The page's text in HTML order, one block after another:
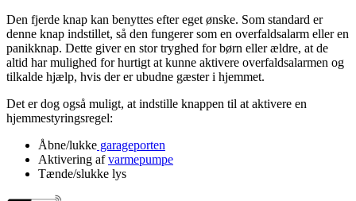
Den fjerde knap kan benyttes efter eget ønske. Som standard er
denne knap indstillet, så den fungerer som en overfaldsalarm eller en
panikknap. Dette giver en stor tryghed for børn eller ældre, at de
altid har mulighed for hurtigt at kunne aktivere overfaldsalarmen og
tilkalde hjælp, hvis der er ubudne gæster i hjemmet.
Det er dog også muligt, at indstille knappen til at aktivere en
hjemmestyringsregel:
Åbne/lukke garageporten
Aktivering afvarmepumpe
Tænde/slukke lys